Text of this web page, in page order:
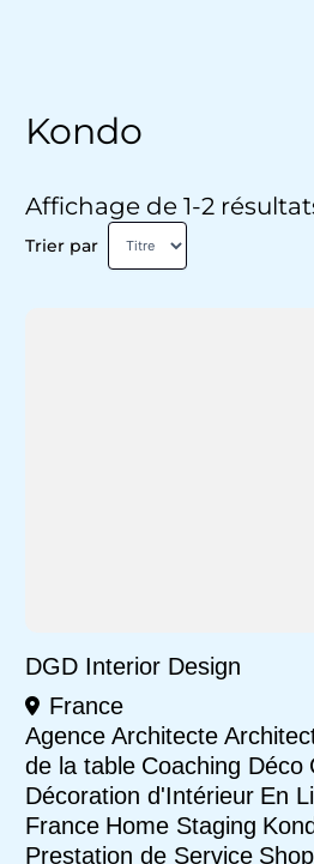
Kondo
Affichage de 1-2
Trier par
DGD Interior Design
France
Agence Architecte
de la table Coaching Déco
Décoration d'Intérieur En
France Home Staging
Prestation de Service